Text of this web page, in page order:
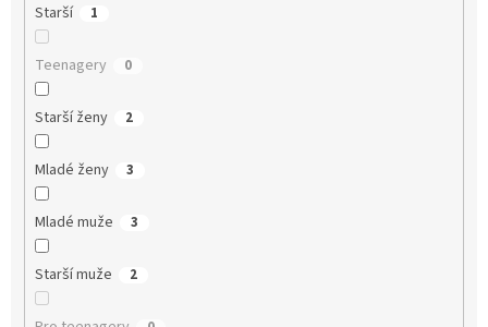
Starší 1
Teenagery 0
Starší ženy 2
Mladé ženy 3
Mladé muže 3
Starší muže 2